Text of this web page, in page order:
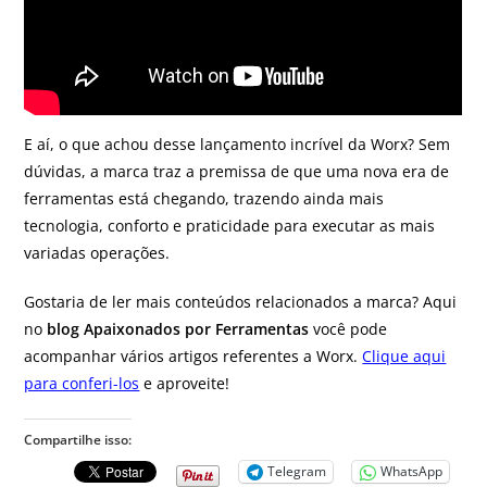
E aí, o que achou desse lançamento incrível da Worx? Sem
dúvidas, a marca traz a premissa de que uma nova era de
ferramentas está chegando, trazendo ainda mais
tecnologia, conforto e praticidade para executar as mais
variadas operações.
Gostaria de ler mais conteúdos relacionados a marca? Aqui
no blog Apaixonados por Ferramentas você pode
acompanhar vários artigos referentes a Worx.Clique aqui
para conferi-los e aproveite!
Compartilhe isso:
Telegram
WhatsApp